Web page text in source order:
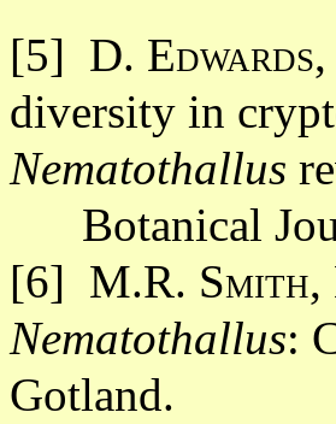
[5] D.
diversity in
Nematothallus
Botanical
[6] M.R.
Nematothallus:
Gotland.